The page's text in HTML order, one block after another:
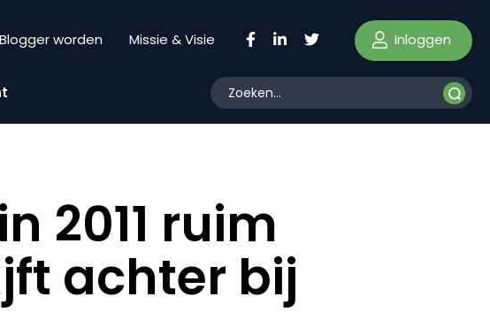
Blogger worden Missie & Visie Inloggen
2011 ruim
achter bij